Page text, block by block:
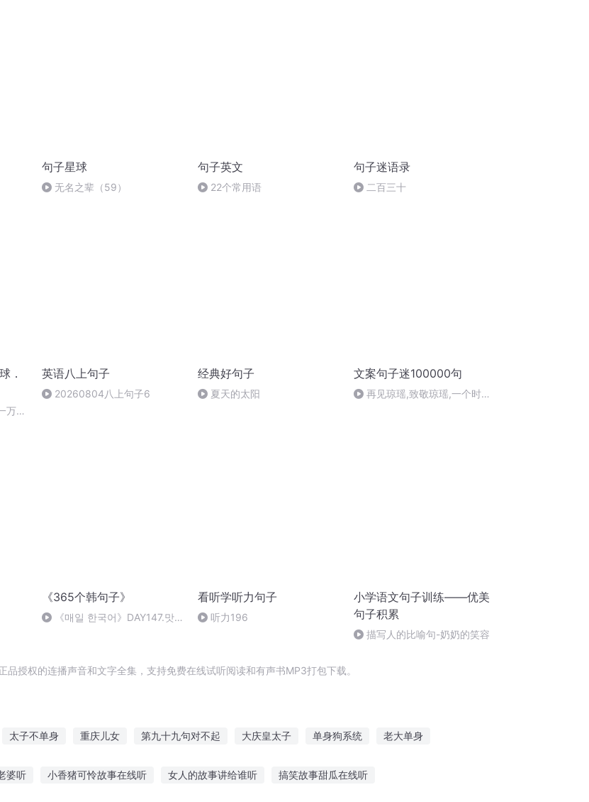
句子星球
无名之辈（59）
句子英文
22个常用语
句子迷语录
二百三十
．
万
英语八上句子
20260804八上句子6
经典好句子
夏天的太阳
文案句子迷100000句
再见琼瑶,致敬琼瑶,一个时代
《365个韩句子》
《매일 한국어》DAY147.맛
看听学听力句子
听力196
小学语文句子训练——优美
句子积累
描写人的比喻句-奶奶的笑容
授权的连播声音和文字全集，支持免费在线试听阅读和有声书MP3打包下载。
太子不单身 重庆儿女 第九十九句对不起 大庆皇太子 单身狗系统 老大单身
婆听 小香猪可怜故事在线听 女人的故事讲给谁听 搞笑故事甜瓜在线听